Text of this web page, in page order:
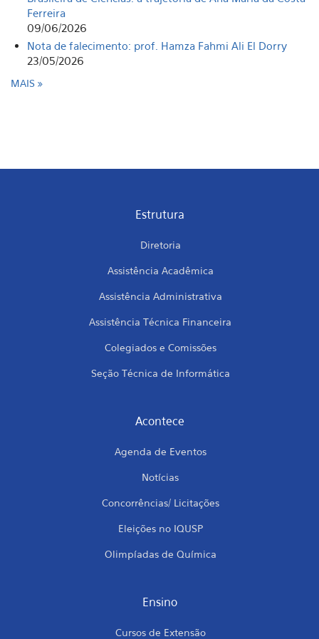
Ferreira
09/06/2026
Nota de falecimento: prof. Hamza Fahmi Ali El Dorry
23/05/2026
MAIS
Estrutura
Diretoria
Assistência Acadêmica
Assistência Administrativa
Assistência Técnica Financeira
Colegiados e Comissões
Seção Técnica de Informática
Acontece
Agenda de Eventos
Notícias
Concorrências/ Licitações
Eleições no IQUSP
Olimpíadas de Química
Ensino
Cursos de Extensão